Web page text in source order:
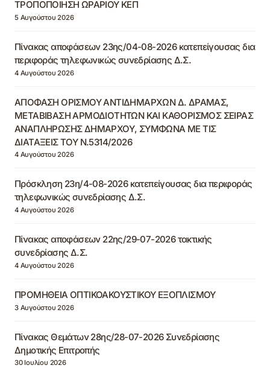
ΤΡΟΠΟΠΟΙΗΣΗ ΩΡΑΡΙΟΥ ΚΕΠ
5 Αυγούστου 2026
Πίνακας αποφάσεων 23ης/04-08-2026 κατεπείγουσας δια
περιφοράς τηλεφωνικώς συνεδρίασης Δ.Σ.
4 Αυγούστου 2026
ΑΠΟΦΑΣΗ ΟΡΙΣΜΟΥ ΑΝΤΙΔΗΜΑΡΧΩΝ Δ. ΔΡΑΜΑΣ,
ΜΕΤΑΒΙΒΑΣΗ ΑΡΜΟΔΙΟΤΗΤΩΝ ΚΑΙ ΚΑΘΟΡΙΣΜΟΣ ΣΕΙΡΑΣ
ΑΝΑΠΛΗΡΩΣΗΣ ΔΗΜΑΡΧΟΥ, ΣΥΜΦΩΝΑ ΜΕ ΤΙΣ
ΔΙΑΤΑΞΕΙΣ ΤΟΥ Ν.5314/2026
4 Αυγούστου 2026
Πρόσκληση 23η/4-08-2026 κατεπείγουσας δια περιφοράς
τηλεφωνικώς συνεδρίασης Δ.Σ.
4 Αυγούστου 2026
Πίνακας αποφάσεων 22ης/29-07-2026 τακτικής
συνεδρίασης Δ.Σ.
4 Αυγούστου 2026
ΠΡΟΜΗΘΕΙΑ ΟΠΤΙΚΟΑΚΟΥΣΤΙΚΟΥ ΕΞΟΠΛΙΣΜΟΥ
3 Αυγούστου 2026
Πίνακας Θεμάτων 28ης/28-07-2026 Συνεδρίασης
Δημοτικής Επιτροπής
30 Ιουλίου 2026